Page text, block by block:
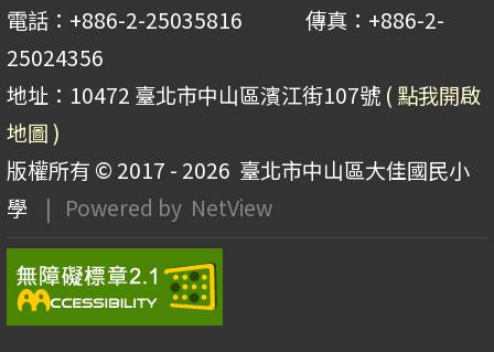
電話：+886-2-25035816 傳真：+886-2-
25024356
地址：10472 臺北市中山區濱江街107號 ( 點我開啟
地圖 )
版權所有 © 2017 - 2026 臺北市中山區大佳國民小
學
| Powered by NetView